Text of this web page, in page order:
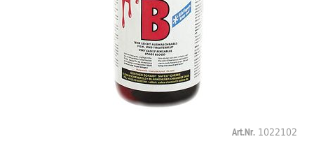
Art.Nr. 1022102